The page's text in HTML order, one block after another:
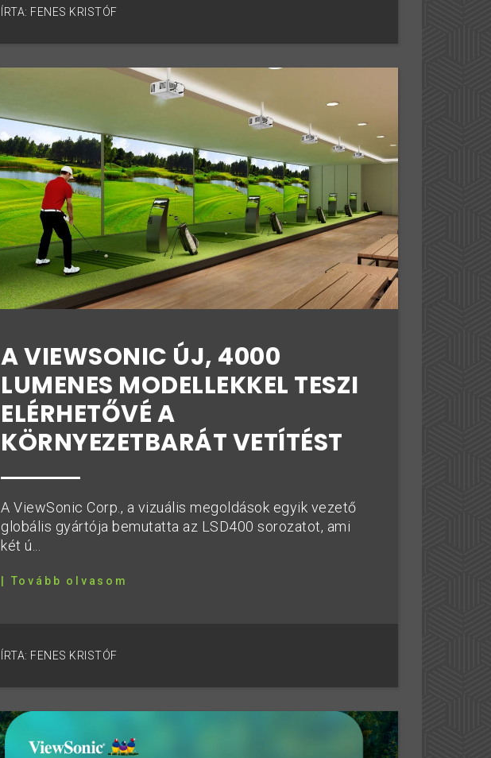
ÍRTA: FENES KRISTÓF
A VIEWSONIC ÚJ, 4000
LUMENES MODELLEKKEL TESZI
ELÉRHETŐVÉ A
KÖRNYEZETBARÁT VETÍTÉST
A ViewSonic Corp., a vizuális megoldások egyik vezető
globális gyártója bemutatta az LSD400 sorozatot, ami
két ú...
| Tovább olvasom
ÍRTA: FENES KRISTÓF